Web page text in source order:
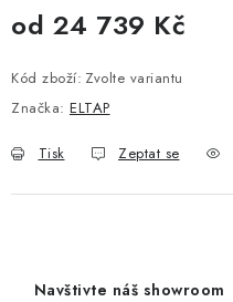
od 24 739 Kč
Kód zboží: Zvolte variantu
Značka: ELTAP
Tisk Zeptat se
Navštivte náš showroom